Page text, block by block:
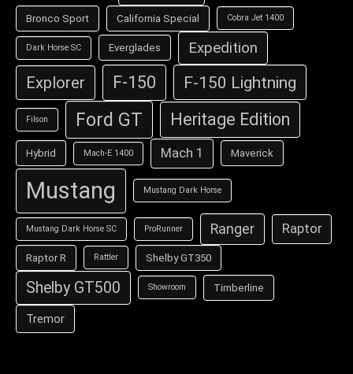
Bronco Sport California Special Cobra Jet 1400
Dark Horse SC Everglades Expedition
Explorer F-150 F-150 Lightning
Filson Ford GT Heritage Edition
Hybrid Mach-E 1400 Mach 1 Maverick
Mustang Mustang Dark Horse
Mustang Dark Horse SC ProRunner Ranger Raptor
Raptor R Rattler Shelby GT350
Shelby GT500 Showroom Timberline
Tremor